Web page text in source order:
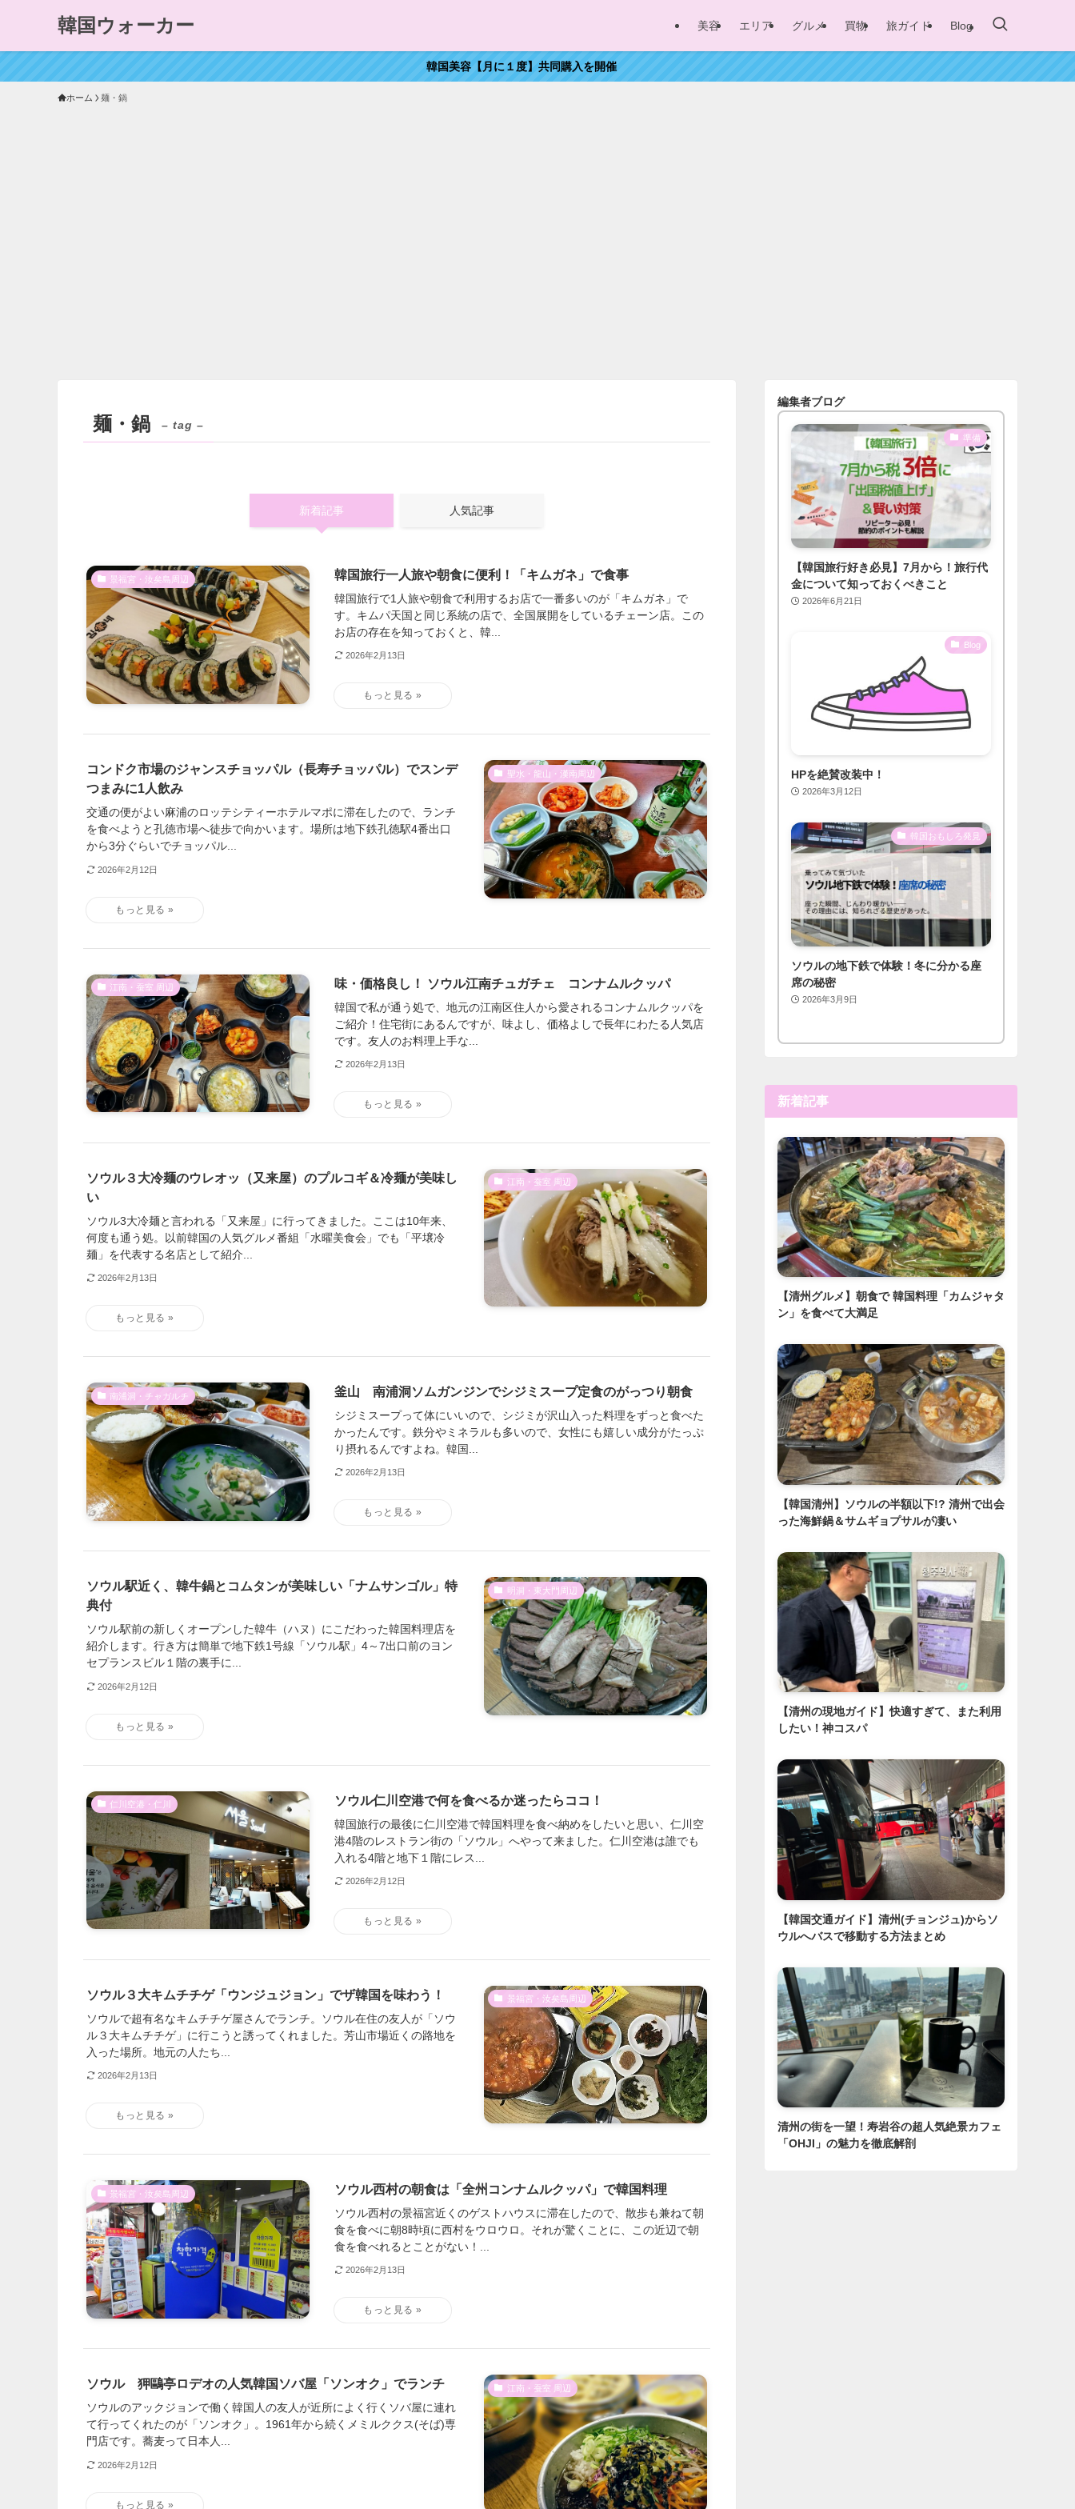
韓国ウォーカー 美容 エリア グルメ 買物 旅ガイド Blog
韓国美容【月に１度】共同購入を開催
ホーム 麺・鍋
麺・鍋 – tag –
新着記事 人気記事
景福宮・汝矣島周辺 韓国旅行一人旅や朝食に便利！「キムガネ」で食事
韓国旅行で1人旅や朝食で利用するお店で一番多いのが「キムガネ」で
す。キムパ天国と同じ系統の店で、全国展開をしているチェーン店。この
お店の存在を知っておくと、韓...
2026年2月13日
聖水・龍山・漢南周辺
コンドク市場のジャンスチョッパル（長寿チョッパル）でスンデ
つまみに1人飲み
交通の便がよい麻浦のロッテシティーホテルマポに滞在したので、ランチ
を食べようと孔徳市場へ徒歩で向かいます。場所は地下鉄孔徳駅4番出口
から3分ぐらいでチョッパル...
2026年2月12日
江南・蚕室 周辺 味・価格良し！ ソウル江南チュガチェ コンナムルクッパ
韓国で私が通う処で、地元の江南区住人から愛されるコンナムルクッパを
ご紹介！住宅街にあるんですが、味よし、価格よしで長年にわたる人気店
です。友人のお料理上手な...
2026年2月13日
江南・蚕室 周辺
ソウル３大冷麺のウレオッ（又来屋）のプルコギ＆冷麺が美味し
い
ソウル3大冷麺と言われる「又来屋」に行ってきました。ここは10年来、
何度も通う処。以前韓国の人気グルメ番組「水曜美食会」でも「平壌冷
麺」を代表する名店として紹介...
2026年2月13日
南浦洞・チャガルチ 釜山 南浦洞ソムガンジンでシジミスープ定食のがっつり朝食
シジミスープって体にいいので、シジミが沢山入った料理をずっと食べた
かったんです。鉄分やミネラルも多いので、女性にも嬉しい成分がたっぷ
り摂れるんですよね。韓国...
2026年2月13日
明洞・東大門周辺
ソウル駅近く、韓牛鍋とコムタンが美味しい「ナムサンゴル」特
典付
ソウル駅前の新しくオープンした韓牛（ハヌ）にこだわった韓国料理店を
紹介します。行き方は簡単で地下鉄1号線「ソウル駅」4～7出口前のヨン
セプランスビル１階の裏手に...
2026年2月12日
仁川空港・仁川 ソウル仁川空港で何を食べるか迷ったらココ！
韓国旅行の最後に仁川空港で韓国料理を食べ納めをしたいと思い、仁川空
港4階のレストラン街の「ソウル」へやって来ました。仁川空港は誰でも
入れる4階と地下１階にレス...
2026年2月12日
景福宮・汝矣島周辺
ソウル３大キムチチゲ「ウンジュジョン」でザ韓国を味わう！
ソウルで超有名なキムチチゲ屋さんでランチ。ソウル在住の友人が「ソウ
ル３大キムチチゲ」に行こうと誘ってくれました。芳山市場近くの路地を
入った場所。地元の人たち...
2026年2月13日
景福宮・汝矣島周辺 ソウル西村の朝食は「全州コンナムルクッパ」で韓国料理
ソウル西村の景福宮近くのゲストハウスに滞在したので、散歩も兼ねて朝
食を食べに朝8時頃に西村をウロウロ。それが驚くことに、この近辺で朝
食を食べれるとことがない！...
2026年2月13日
江南・蚕室 周辺
ソウル 狎鷗亭ロデオの人気韓国ソバ屋「ソンオク」でランチ
ソウルのアックジョンで働く韓国人の友人が近所によく行くソバ屋に連れ
て行ってくれたのが「ソンオク」。1961年から続くメミルククス(そば)専
門店です。蕎麦って日本人...
2026年2月12日
編集者ブログ
準備
【韓国旅行好き必見】7月から！旅行代
金について知っておくべきこと
2026年6月21日
Blog
HPを絶賛改装中！
2026年3月12日
韓国おもしろ発見
ソウルの地下鉄で体験！冬に分かる座
席の秘密
2026年3月9日
新着記事
【清州グルメ】朝食で 韓国料理「カムジャタ
ン」を食べて大満足
【韓国清州】ソウルの半額以下!? 清州で出会
った海鮮鍋＆サムギョプサルが凄い
【清州の現地ガイド】快適すぎて、また利用
したい！神コスパ
【韓国交通ガイド】清州(チョンジュ)からソ
ウルへバスで移動する方法まとめ
清州の街を一望！寿岩谷の超人気絶景カフェ
「OHJI」の魅力を徹底解剖